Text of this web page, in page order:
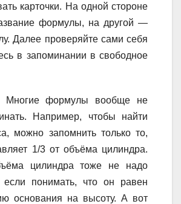
карточки. На одной стороне
формулы, на другой —
Далее проверяйте сами себя
в запоминании в свободное
Многие формулы вообще не
Например, чтобы найти
можно запомнить только то,
1/3 от объёма цилиндра.
цилиндра тоже не надо
если понимать, что он равен
основания на высоту. А вот